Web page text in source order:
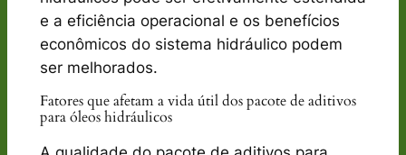
e a eficiência operacional e os benefícios
econômicos do sistema hidráulico podem
ser melhorados.
Fatores que afetam a vida útil dos pacote de aditivos
para óleos hidráulicos